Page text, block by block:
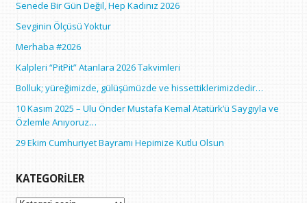
Senede Bir Gün Değil, Hep Kadınız 2026
Sevginin Ölçüsü Yoktur
Merhaba #2026
Kalpleri “PitPit” Atanlara 2026 Takvimleri
Bolluk; yüreğimizde, gülüşümüzde ve hissettiklerimizdedir…
10 Kasım 2025 – Ulu Önder Mustafa Kemal Atatürk’ü Saygıyla ve
Özlemle Anıyoruz…
29 Ekim Cumhuriyet Bayramı Hepimize Kutlu Olsun
KATEGORILER